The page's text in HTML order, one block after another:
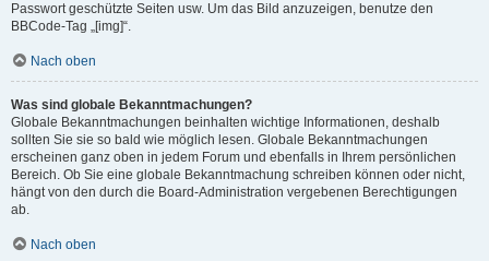
Passwort geschützte Seiten usw. Um das Bild anzuzeigen, benutze den
BBCode-Tag „[img]“.
Nach oben
Was sind globale Bekanntmachungen?
Globale Bekanntmachungen beinhalten wichtige Informationen, deshalb
sollten Sie sie so bald wie möglich lesen. Globale Bekanntmachungen
erscheinen ganz oben in jedem Forum und ebenfalls in Ihrem persönlichen
Bereich. Ob Sie eine globale Bekanntmachung schreiben können oder nicht,
hängt von den durch die Board-Administration vergebenen Berechtigungen
ab.
Nach oben